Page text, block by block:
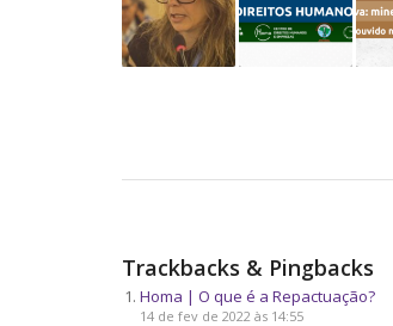
Trackbacks & Pingbacks
Homa | O que é a Repactuação?
14 de fev de 2022 às 14:55